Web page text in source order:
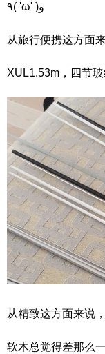
٩( 'ω' )و
从旅行便携这方面
XUL1.53m，四节
从精致这方面来说
软木总觉得差那么